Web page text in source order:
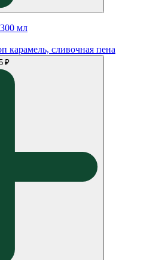
мл
карамель, сливочная пена
₽